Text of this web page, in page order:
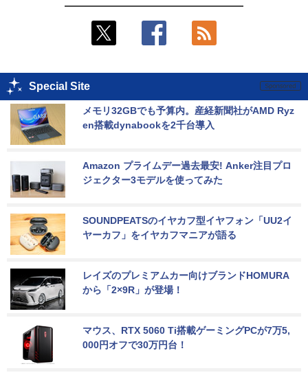
Special Site
メモリ32GBでも予算内。産経新聞社がAMD Ryz
en搭載dynabookを2千台導入
Amazon プライムデー過去最安! Anker注目プロ
ジェクター3モデルを使ってみた
SOUNDPEATSのイヤカフ型イヤフォン「UU2イ
ヤーカフ」をイヤカフマニアが語る
レイズのプレミアムカー向けブランドHOMURA
から「2×9R」が登場！
マウス、RTX 5060 Ti搭載ゲーミングPCが7万5,
000円オフで30万円台！